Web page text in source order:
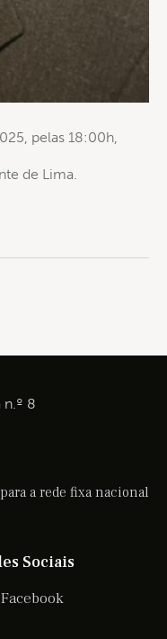
pelas 18:00h,
de Lima.
n.º 8
a rede fixa nacional
Sociais
Facebook